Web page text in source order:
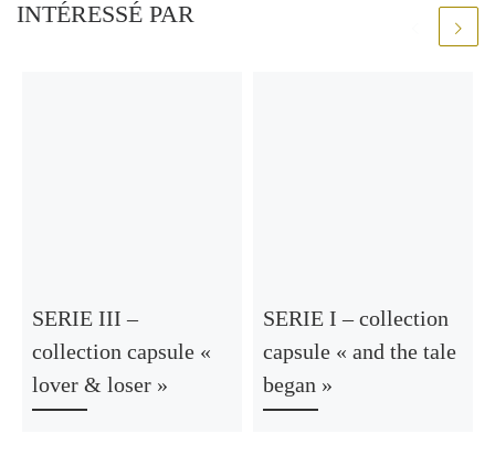
INTÉRESSÉ PAR
SERIE III –
collection capsule «
lover & loser »
SERIE I – collection
capsule « and the tale
began »